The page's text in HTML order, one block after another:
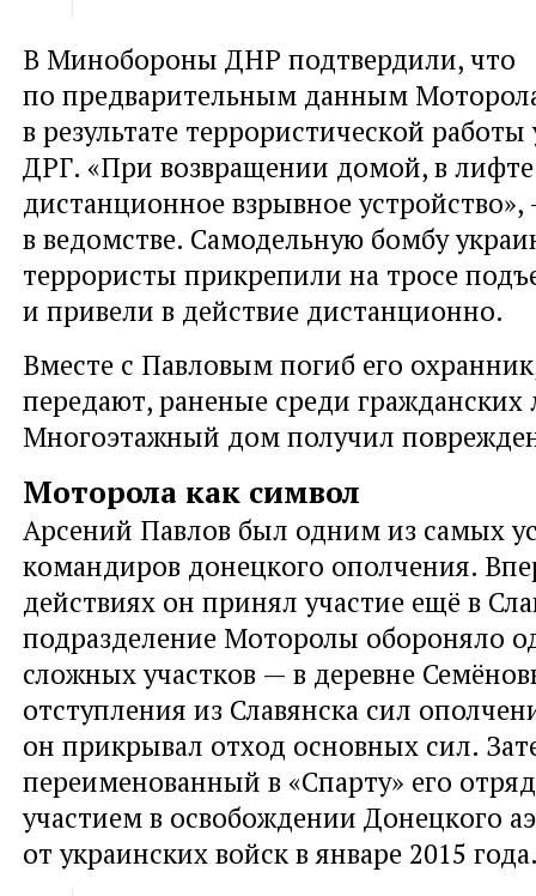
В Минобороны ДНР подтвердили, что
по предварительным данным
в результате террористической
ДРГ. «При возвращении домой, в лифте
дистанционное взрывное устройство»,
в ведомстве. Самодельную бомбу
террористы прикрепили на тросе
и привели в действие дистанционно.
Вместе с Павловым погиб его
передают, раненые среди гражданских
Многоэтажный дом получил
Моторола как символ
Арсений Павлов был одним из самых
командиров донецкого ополчения.
действиях он принял участие ещё в
подразделение Моторолы обороняло
сложных участков — в деревне
отступления из Славянска сил
он прикрывал отход основных сил.
переименованный в «Спарту» его
участием в освобождении Донецкого
от украинских войск в январе 2015